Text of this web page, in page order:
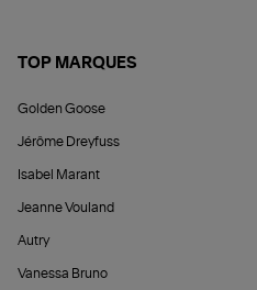
TOP MARQUES
Golden Goose
Jérôme Dreyfuss
Isabel Marant
Jeanne Vouland
Autry
Vanessa Bruno